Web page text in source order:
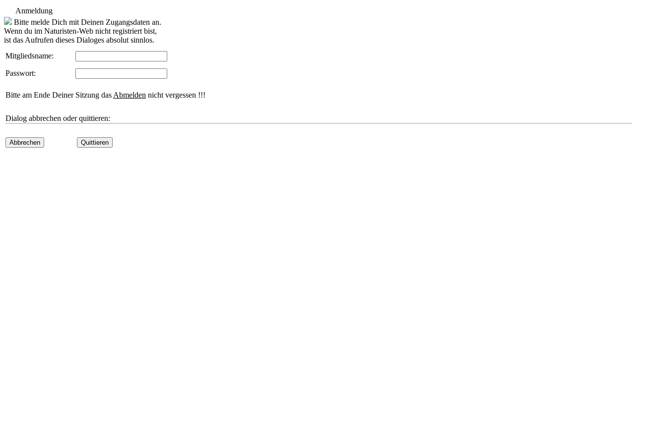
Anmeldung
Bitte melde Dich mit Deinen Zugangsdaten an.
Wenn du im Naturisten-Web nicht registriert bist,
ist das Aufrufen dieses Dialoges absolut sinnlos.
Mitgliedsname:
Passwort:
Bitte am Ende Deiner Sitzung das Abmelden nicht vergessen !!!
Dialog abbrechen oder quittieren:
Abbrechen Quittieren